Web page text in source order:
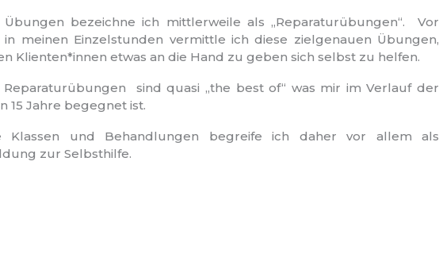
Übungen bezeichne ich mittlerweile als „Reparaturübungen“. Vor
meinen Einzelstunden vermittle ich diese zielgenauen Übungen,
Klienten*innen etwas an die Hand zu geben sich selbst zu helfen.
Reparaturübungen sind quasi „the best of“ was mir im Verlauf der
15 Jahre begegnet ist.
Klassen und Behandlungen begreife ich daher vor allem als
zur Selbsthilfe.